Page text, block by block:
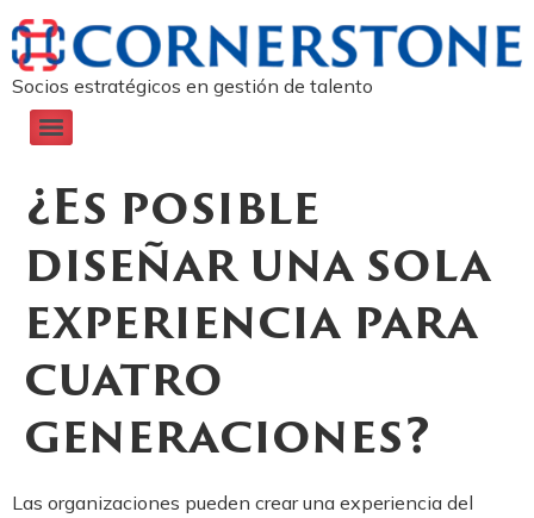
Socios estratégicos en gestión de talento
¿Es posible
diseñar una sola
experiencia para
cuatro
generaciones?
Las organizaciones pueden crear una experiencia del